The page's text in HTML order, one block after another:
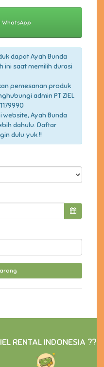
WhatsApp
dapat Ayah Bunda
ini saat memilih durasi
pemesanan produk
admin PT ZIEL
website, Ayah Bunda
dahulu. Daftar
dulu yuk !!
RENTAL INDONESIA ??